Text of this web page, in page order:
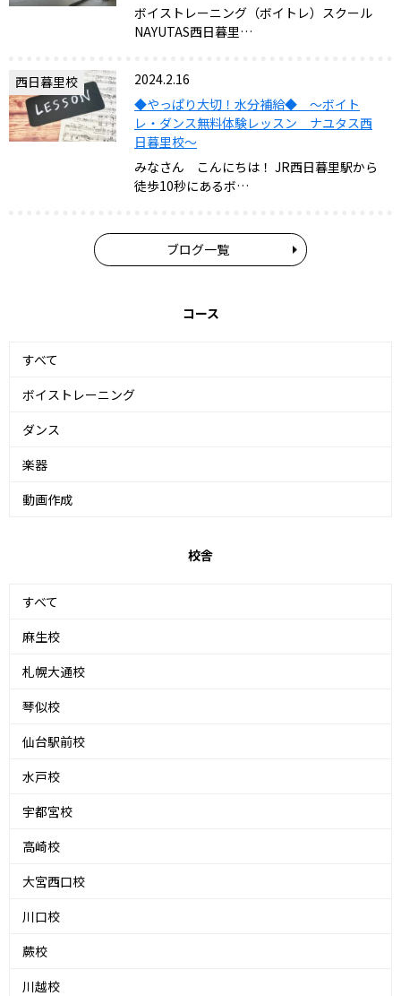
ボイストレーニング（ボイトレ）スクール
NAYUTAS西日暮里…
西日暮里校
2024.2.16
◆やっぱり大切！水分補給◆ ～ボイト
レ・ダンス無料体験レッスン ナユタス西
日暮里校～
みなさん こんにちは！ JR西日暮里駅から
徒歩10秒にあるボ…
ブログ一覧
コース
すべて
ボイストレーニング
ダンス
楽器
動画作成
校舎
すべて
麻生校
札幌大通校
琴似校
仙台駅前校
水戸校
宇都宮校
高崎校
大宮西口校
川口校
蕨校
川越校